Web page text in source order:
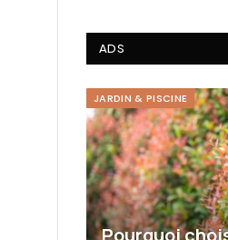
ADS
JARDIN & PISCINE
Pourquoi